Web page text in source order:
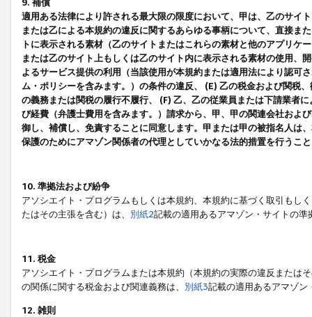
9. 補償
適用ある法律により許される最大限の限度において、甲は、乙のサイ
または乙による本規約の違反に関するあらゆる事柄について、直接ま
トに表示される素材（乙のサイトまたはこれらの素材と他のアプリ
または乙のサイト上もしくは乙のサイト内に表示される素材の使用、
よるサービス提供の利用（当該使用が本規約または適用法により認可
ム・ポリシーを含みます。）の条件の違反、 (E) 乙の税金および関税
の義務または関税の履行不履行、 (F) 乙、乙の従業員または下請業者
び経費（弁護士費用を含みます。）請求から、甲、甲の関連会社およ
御し、補償し、免責することに同意します。甲または甲の被指名人は
保護のためにアマゾン関係者の代理としていかなる法的措置を行うこ
10. 準拠法および紛争
アソシエイト・プログラムもしくは本規約、本規約に基づく取引もし
たはその主張を含む）は、 別紙2記載の適用あるアマゾン・サイトの
11. 税金
アソシエイト・プログラムまたは本規約（本規約の実際の違反または
の関係に関する税金および関連義務は、 別紙3記載の適用あるアマゾン
12. 雑則